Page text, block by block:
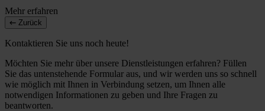
Mehr erfahren
Zurück
Kontaktieren Sie uns noch heute!
Möchten Sie mehr über unsere Dienstleistungen erfahren? Füllen
Sie das untenstehende Formular aus, und wir werden uns so schnell
wie möglich mit Ihnen in Verbindung setzen, um Ihnen alle
notwendigen Informationen zu geben und Ihre Fragen zu
beantworten.